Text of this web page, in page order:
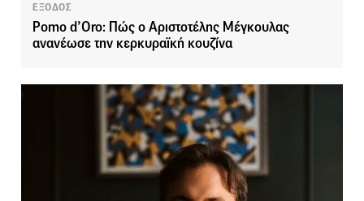
ΕΞΟΔΟΣ
Pomo d’Oro: Πώς ο Αριστοτέλης Μέγκουλας
ανανέωσε την κερκυραϊκή κουζίνα